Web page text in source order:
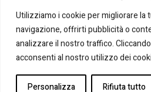
Utilizziamo i cookie per migliorare la
navigazione, offrirti pubblicità o
analizzare il nostro traffico.
acconsenti al nostro utilizzo dei
Personalizza Rifiuta tutto
©2021-2025 LANZI GROUP S.R.L.
TORINO:02133180014 – REA:TO